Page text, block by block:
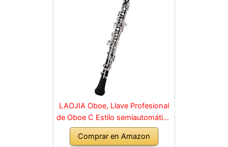
LAOJIA Oboe, Llave Profesional
de Oboe C Estilo semiautomático
Llaves niqueladas Instrumento de
Viento de Madera con Guantes
Comprar en Amazon